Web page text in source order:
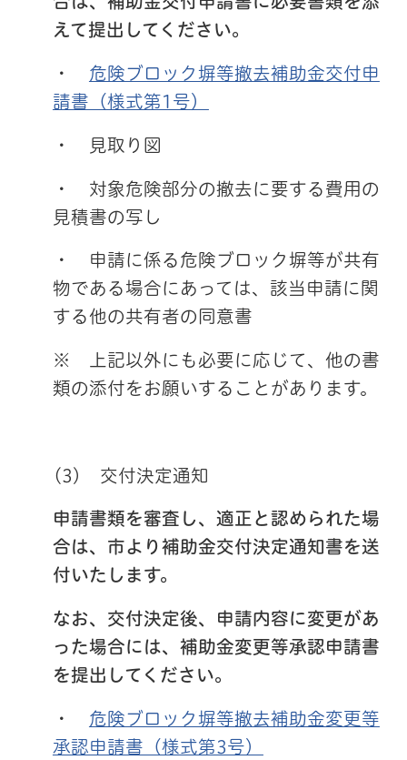
えて提出してください。
・ 危険ブロック塀等撤去補助金交付申
請書（様式第1号）
・ 見取り図
・ 対象危険部分の撤去に要する費用の
見積書の写し
・ 申請に係る危険ブロック塀等が共有
物である場合にあっては、該当申請に関
する他の共有者の同意書
※ 上記以外にも必要に応じて、他の書
類の添付をお願いすることがあります。
(3) 交付決定通知
申請書類を審査し、適正と認められた場
合は、市より補助金交付決定通知書を送
付いたします。
なお、交付決定後、申請内容に変更があ
った場合には、補助金変更等承認申請書
を提出してください。
・ 危険ブロック塀等撤去補助金変更等
承認申請書（様式第3号）